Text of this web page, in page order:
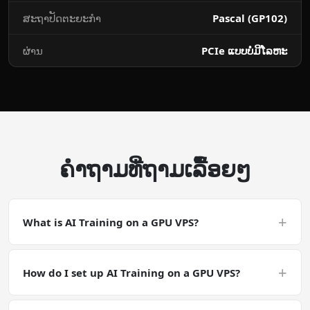
ສະຖາປັດຕະຍະກໍາ Pascal (GP102)
ຜ່ານ PCIe ແບບ​ບໍ່​ມີ​ໂລຫະ
ຄໍາຖາມທີ່ຖາມເລື້ອຍໆ
What is AI Training on a GPU VPS? +
deployment. AI Training is a general GPU-accelerated
How do I set up AI Training on a GPU VPS? +